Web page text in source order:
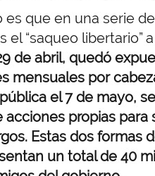
es que en una serie
el “saqueo libertario”
de abril, quedó
mensuales por
el 7 de mayo,
acciones propias
Estas dos formas
un total de 40